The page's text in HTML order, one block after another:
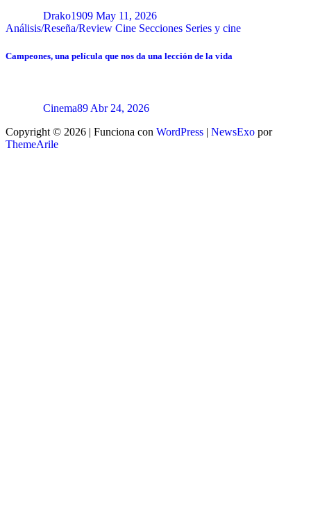
Drako1909 May 11, 2026
Análisis/Reseña/Review Cine Secciones Series y cine
Campeones, una película que nos da una lección de la vida
Cinema89 Abr 24, 2026
Copyright © 2026 | Funciona con WordPress | NewsExo por
ThemeArile